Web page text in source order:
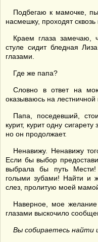
Подбегаю к мамочке,
насмешку, проходят сквозь
Краем глаза замечаю,
стуле сидит бледная
глазами.
Где же папа?
Словно в ответ на
оказываюсь на лестничной
Папа, поседевший,
курит, курит одну
но он продолжает.
Ненавижу. Ненавижу
Если бы выбор
выбрала бы путь
голыми зубами! Найти и
слез, пролитую моей
Наверное, мое
глазами выскочило
Вы собираетесь найти